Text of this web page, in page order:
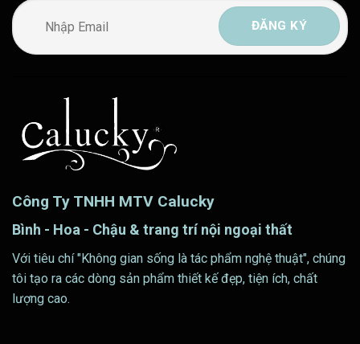
Công Ty TNHH MTV Calucky
Bình - Hoa - Chậu & trang trí nội ngoại thất
Với tiêu chí "Không gian sống là tác phẩm nghệ thuật", chúng
tôi tạo ra các dòng sản phẩm thiết kế đẹp, tiện ích, chất
lượng cao.